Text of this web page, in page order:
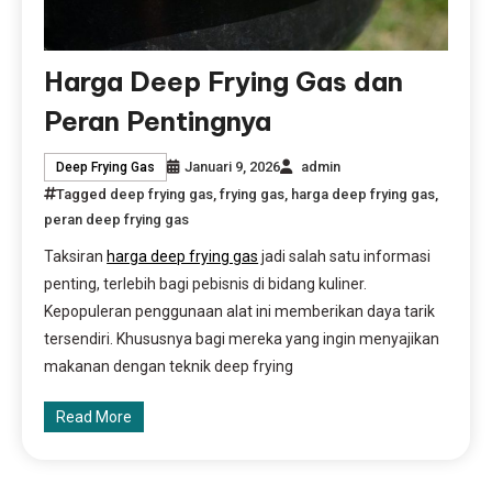
Harga Deep Frying Gas dan
Peran Pentingnya
Deep Frying Gas Januari 9, 2026
admin
Tagged deep frying gas,frying gas, harga deep frying gas,
peran deep frying gas
Taksiran harga deep frying gas jadi salah satu informasi
penting, terlebih bagi pebisnis di bidang kuliner.
Kepopuleran penggunaan alat ini memberikan daya tarik
tersendiri. Khususnya bagi mereka yang ingin menyajikan
makanan dengan teknik deep frying
Read More